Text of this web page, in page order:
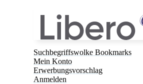
Suchbegriffswolke Bookmarks
Mein Konto
Erwerbungsvorschlag
Anmelden